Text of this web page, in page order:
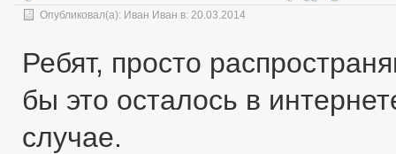
Опубликовал(а): Иван Иван в: 20.03.2014
Ребят, просто
бы это осталось в
случае.